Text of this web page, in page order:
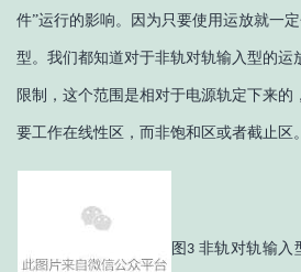
件”运行的影响。因为只要使用运放就一
型。我们都知道对于非轨对轨输入型的运
限制，这个范围是相对于电源轨定下来的
要工作在线性区，而非饱和区或者截止区
图 3 非轨对轨输入